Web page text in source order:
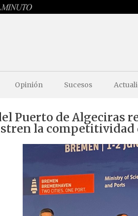
Opinión Sucesos
Puerto de Algeciras
la competitividad